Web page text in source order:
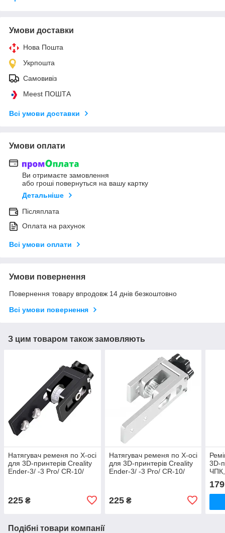
Умови доставки
Нова Пошта
Укрпошта
Самовивіз
Meest ПОШТА
Всі умови доставки
Умови оплати
Ви отримаєте замовлення
або гроші повернуться на вашу картку
Детальніше
Післяплата
Оплата на рахунок
Всі умови оплати
Умови повернення
Повернення товару впродовж 14 днів безкоштовно
Всі умови повернення
З цим товаром також замовляють
Натягувач ременя по X-осі
для 3D-принтерів Creality
Ender-3/ -3 Pro/ CR-10/
225 ₴
Натягувач ременя по X-осі
для 3D-принтерів Creality
Ender-3/ -3 Pro/ CR-10/
225₴
3D-
179
Подібні товари компанії